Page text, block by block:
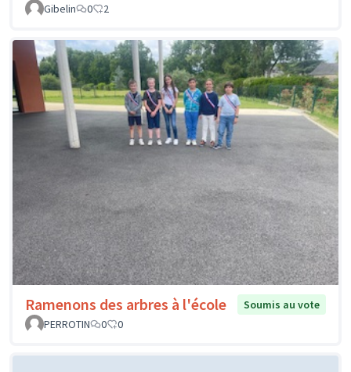
Gibelin
0 2
Ramenons des arbres à l'école
Soumis au vote
PERROTIN
0 0